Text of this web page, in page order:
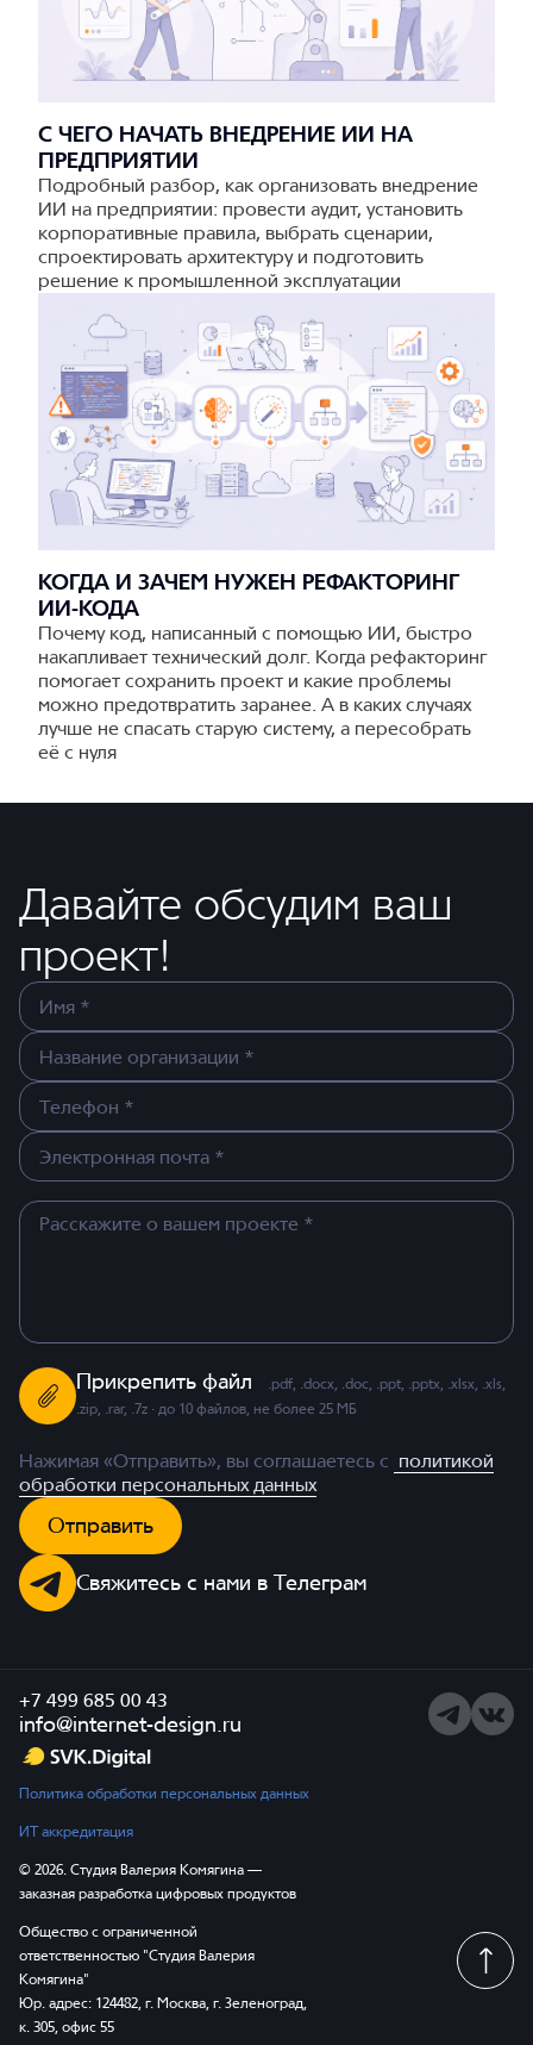
С ЧЕГО НАЧАТЬ ВНЕДРЕНИЕ ИИ НА
ПРЕДПРИЯТИИ
Подробный разбор, как организовать внедрение
ИИ на предприятии: провести аудит, установить
корпоративные правила, выбрать сценарии,
спроектировать архитектуру и подготовить
решение к промышленной эксплуатации
КОГДА И ЗАЧЕМ НУЖЕН РЕФАКТОРИНГ
ИИ-КОДА
Почему код, написанный с помощью ИИ, быстро
накапливает технический долг. Когда рефакторинг
помогает сохранить проект и какие проблемы
можно предотвратить заранее. А в каких случаях
лучше не спасать старую систему, а пересобрать
её с нуля
Давайте обсудим ваш
проект!
Прикрепить файл
.pdf, .docx, .doc, .ppt, .pptx, .xlsx, .xls,
.zip, .rar, .7z · до 10 файлов, не более 25 МБ
Нажимая «Отправить», вы соглашаетесь с политикой
обработки персональных данных
Отправить
Свяжитесь с нами в Телеграм
Политика обработки персональных данных
ИТ аккредитация
© 2026. Студия Валерия Комягина —
заказная разработка цифровых продуктов
Общество с ограниченной
ответственностью "Студия Валерия
Комягина"
Юр. адрес: 124482, г. Москва, г. Зеленоград,
к. 305, офис 55
+7 499 685 00 43
info@internet-design.ru
Telegram